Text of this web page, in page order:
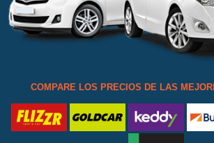
COMPARE LOS PRECIOS DE LAS